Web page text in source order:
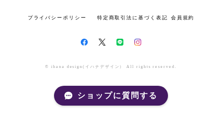
プライバシーポリシー 特定商取引法に基づく表記 会員規約
© ihana design(イハナデザイン） All rights reserved.
ショップに質問する